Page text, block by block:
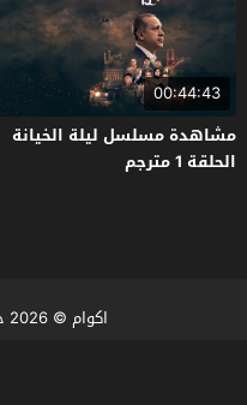
00:44:43
مشاهدة مسلسل ليلة الخيانة
الحلقة 1 مترجم
اكوام © 2026 جميع الحقوق محفوظة.